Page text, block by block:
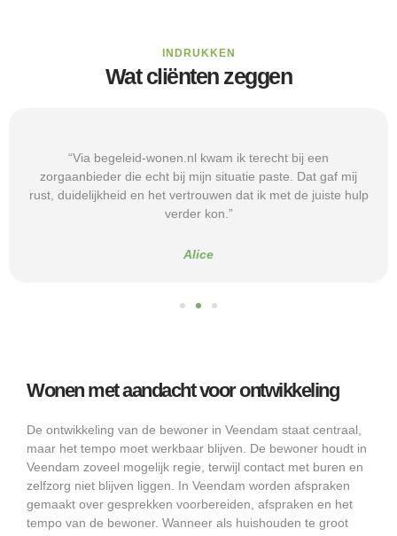
INDRUKKEN
Wat cliënten zeggen
“Via begeleid-wonen.nl kwam ik terecht bij een
zorgaanbieder die echt bij mijn situatie paste. Dat gaf mij
rust, duidelijkheid en het vertrouwen dat ik met de juiste hulp
verder kon.”
Alice
Wonen met aandacht voor ontwikkeling
De ontwikkeling van de bewoner in Veendam staat centraal,
maar het tempo moet werkbaar blijven. De bewoner houdt in
Veendam zoveel mogelijk regie, terwijl contact met buren en
zelfzorg niet blijven liggen. In Veendam worden afspraken
gemaakt over gesprekken voorbereiden, afspraken en het
tempo van de bewoner. Wanneer als huishouden te groot